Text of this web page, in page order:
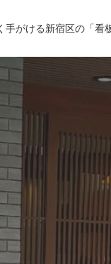
がける新宿区の「看
会